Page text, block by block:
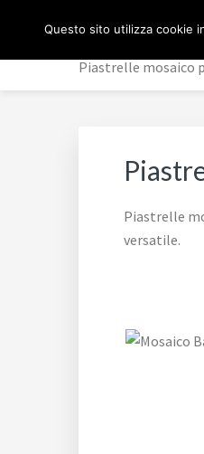
navigazione
contenuto
piè
Piastrelle mosaico
Piastrelle
versatile.
Questo sito utilizza cookie